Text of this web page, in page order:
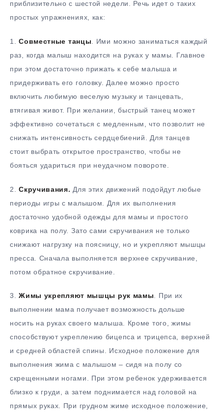
приблизительно с шестой недели. Речь идет о таких
простых упражнениях, как:
1.​Совместные танцы . Ими можно заниматься каждый
раз, когда малыш находится на руках у мамы. Главное
при этом достаточно прижать к себе малыша и
придерживать его головку. Далее можно просто
включить любимую веселую музыку и танцевать,
втягивая живот. При желании, быстрый танец может
эффективно сочетаться с медленным, что позволит не
снижать интенсивность сердцебиений. Для танцев
стоит выбрать открытое пространство, чтобы не
бояться удариться при неудачном повороте.
2.​Скручивания. Для этих движений подойдут любые
периоды игры с малышом. Для их выполнения
достаточно удобной одежды для мамы и простого
коврика на полу. Зато сами скручивания не только
снижают нагрузку на поясницу, но и укрепляют мышцы
пресса. Сначала выполняется верхнее скручивание,
потом обратное скручивание.
3.​Жимы укрепляют мышцы рук мамы. При их
выполнении мама получает возможность дольше
носить на руках своего малыша. Кроме того, жимы
способствуют укреплению бицепса и трицепса, верхней
и средней областей спины. Исходное положение для
выполнения жима с малышом – сидя на полу со
скрещенными ногами. При этом ребенок удерживается
близко к груди, а затем поднимается над головой на
прямых руках. При грудном жиме исходное положение,